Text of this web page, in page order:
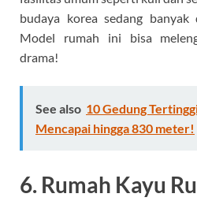
budaya korea sedang banyak
Model rumah ini bisa
drama!
See also 10 Gedung
Mencapai hingga 830 meter!
6. Rumah Kayu